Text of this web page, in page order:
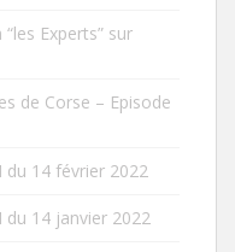
Experts” sur
de Corse – Episode
du 14 février 2022
du 14 janvier 2022